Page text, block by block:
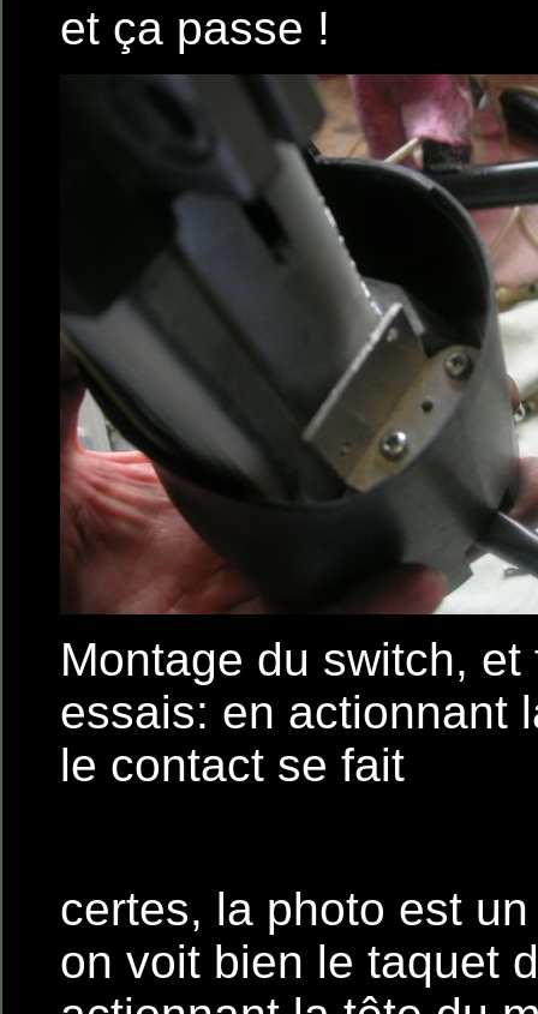
et ça passe !
Montage du switch, et
essais: en actionnant
le contact se fait
certes, la photo est
on voit bien le taquet